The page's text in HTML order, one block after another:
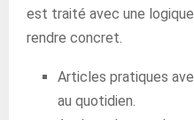
est traité avec une
rendre concret.
Articles pratiques
au quotidien.